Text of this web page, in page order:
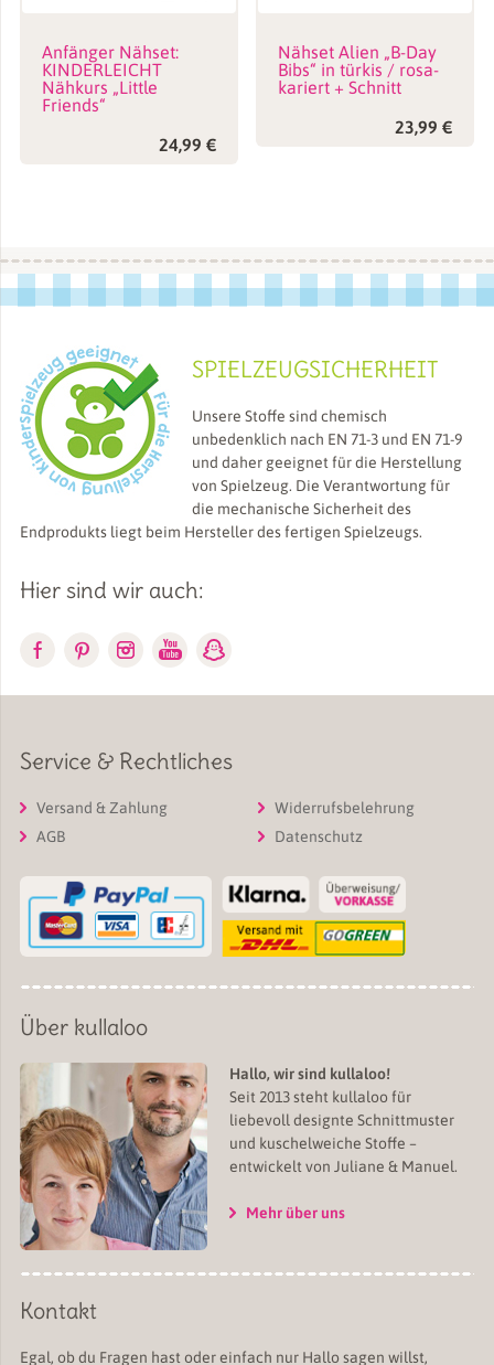
Name, E-Mail-Adresse und Website in diesem Browser für
meinen nächsten Kommentar speichern.
Anfänger Nähset:
KINDERLEICHT
Nähkurs „Little
Friends“
24,99 €
Nähset Alien „B-Day
Bibs“ in türkis / rosa-
kariert + Schnitt
23,99€
SPIELZEUGSICHERHEIT
Unsere Stoffe sind chemisch
unbedenklich nach EN 71-3 und EN 71-9
und daher geeignet für die Herstellung
von Spielzeug. Die Verantwortung für
die mechanische Sicherheit des
Endprodukts liegt beim Hersteller des fertigen Spielzeugs.
Hier sind wir auch:
Service & Rechtliches
Versand & Zahlung
AGB
Widerrufsbelehrung
Datenschutz
Über kullaloo
Hallo, wir sind kullaloo!
Seit 2013 steht kullaloo für
liebevoll designte Schnittmuster
und kuschelweiche Stoffe –
entwickelt von Juliane & Manuel.
Mehr über uns
Kontakt
Egal, ob du Fragen hast oder einfach nur Hallo sagen willst,